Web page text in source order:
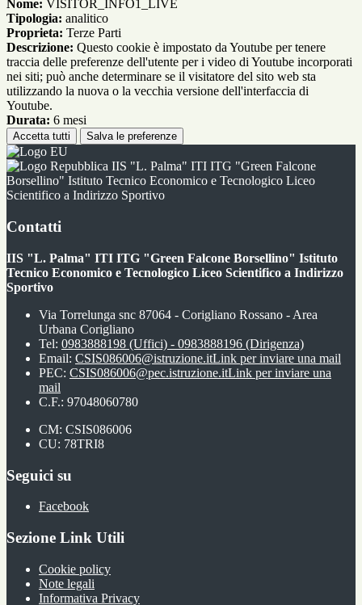
Nome: VISITOR_INFO1_LIVE
Tipologia: analitico
Proprieta: Terze Parti
Descrizione: Questo cookie è impostato da Youtube per tenere
traccia delle preferenze dell'utente per i video di Youtube incorporati
nei siti; può anche determinare se il visitatore del sito web sta
utilizzando la nuova o la vecchia versione dell'interfaccia di
Youtube.
Durata: 6 mesi
Accetta tutti Salva le preferenze
IIS "L. Palma" ITI ITG "Green Falcone
Borsellino" Istituto Tecnico Economico e Tecnologico Liceo
Scientifico a Indirizzo Sportivo
Contatti
IIS "L. Palma" ITI ITG "Green Falcone Borsellino" Istituto
Tecnico Economico e Tecnologico Liceo Scientifico a Indirizzo
Sportivo
Via Torrelunga snc 87064 - Corigliano Rossano - Area
Urbana Corigliano
Tel: 0983888198 (Uffici) - 0983888196 (Dirigenza)
Email: CSIS086006@istruzione.itLink per inviare una mail
PEC: CSIS086006@pec.istruzione.itLink per inviare una
mail
C.F.: 97048060780
CM: CSIS086006
CU: 78TRI8
Seguici su
Facebook
Sezione Link Utili
Cookie policy
Note legali
Informativa Privacy